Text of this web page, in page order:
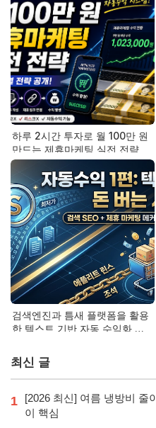
하루 2시간 투자로 월 100만 원
만드는 제휴마케팅 실전 전략
검색엔진과 틈새 플랫폼을 활용
한 텍스트 기반 자동 수익화 메
최신 글
1
[2026 최신] 여름 냉방비 줄
이 핵심